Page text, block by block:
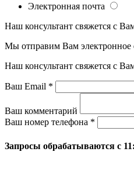
Электронная почта
Наш консультант свяжется с
Мы отправим Вам электронное
Наш консультант свяжется с
Ваш Email *
Ваш комментарий
Ваш номер телефона *
Запросы обрабатываются с